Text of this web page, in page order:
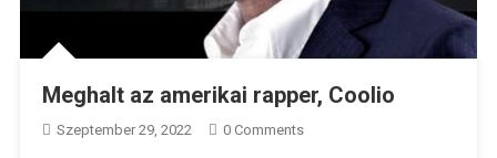
Meghalt az amerikai rapper, Coolio
Szeptember 29, 2022 0 Comments